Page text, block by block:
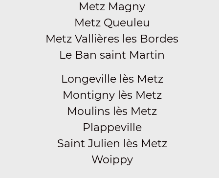
Metz Magny
Metz Queuleu
Metz Vallières les Bordes
Le Ban saint Martin
Longeville lès Metz
Montigny lès Metz
Moulins lès Metz
Plappeville
Saint Julien lès Metz
Woippy